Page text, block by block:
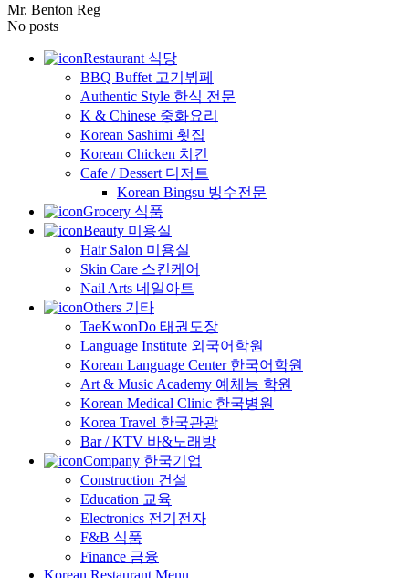
Mr. Benton Reg
No posts
Restaurant 식당
BBQ Buffet 고기뷔페
Authentic Style 한식 전문
K & Chinese 중화요리
Korean Sashimi 횟집
Korean Chicken 치킨
Cafe / Dessert 디저트
Korean Bingsu 빙수전문
Grocery 식품
Beauty 미용실
Hair Salon 미용실
Skin Care 스킨케어
Nail Arts 네일아트
Others 기타
TaeKwonDo 태권도장
Language Institute 외국어학원
Korean Language Center 한국어학원
Art & Music Academy 예체능 학원
Korean Medical Clinic 한국병원
Korea Travel 한국관광
Bar / KTV 바&노래방
Company 한국기업
Construction 건설
Education 교육
Electronics 전기전자
F&B 식품
Finance 금융